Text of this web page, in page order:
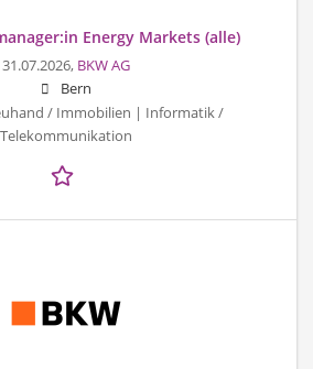
Energy Markets (alle)
31.07.2026, BKW AG
Bern
/ Immobilien | Informatik /
Telekommunikation